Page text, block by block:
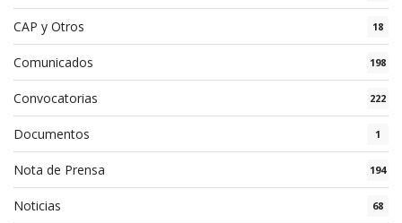
CAP y Otros 18
Comunicados 198
Convocatorias 222
Documentos 1
Nota de Prensa 194
Noticias 68